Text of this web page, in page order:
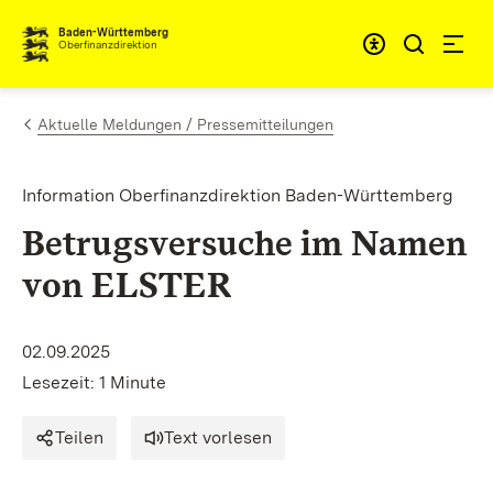
Zum Inhalt springen
Baden-Württemberg
Oberfinanzdirektion
Aktuelle Meldungen / Pressemitteilungen
Information Oberfinanzdirektion Baden-Württemberg
Betrugsversuche im Namen
von ELSTER
02.09.2025
Lesezeit: 1 Minute
Teilen Text vorlesen